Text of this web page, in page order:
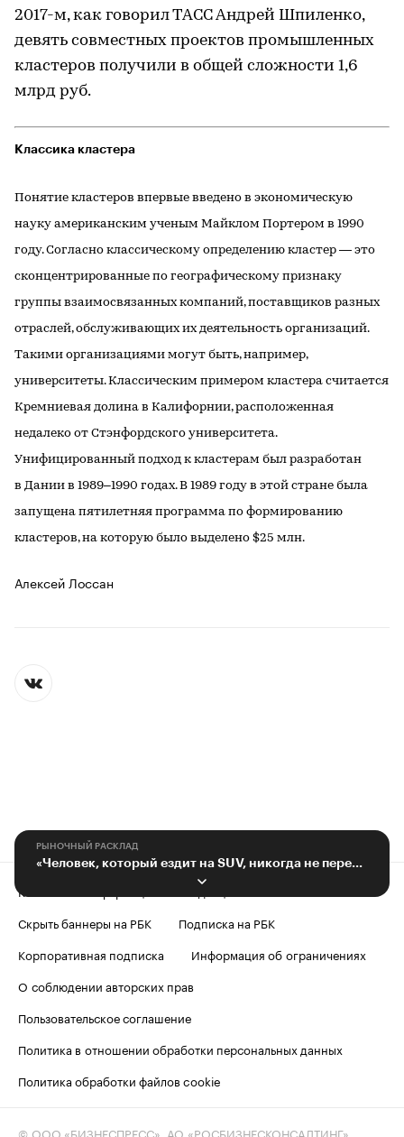
2017-м, как говорил ТАСС Андрей Шпиленко,
девять совместных проектов промышленных
кластеров получили в общей сложности 1,6
млрд руб.
Классика кластера
Понятие кластеров впервые введено в экономическую
науку американским ученым Майклом Портером в 1990
году. Согласно классическому определению кластер — это
сконцентрированные по географическому признаку
группы взаимосвязанных компаний, поставщиков разных
отраслей, обслуживающих их деятельность организаций.
Такими организациями могут быть, например,
университеты. Классическим примером кластера считается
Кремниевая долина в Калифорнии, расположенная
недалеко от Стэнфордского университета.
Унифицированный подход к кластерам был разработан
в Дании в 1989–1990 годах. В 1989 году в этой стране была
запущена пятилетняя программа по формированию
кластеров, на которую было выделено $25 млн.
Алексей Лоссан
РЫНОЧНЫЙ РАСКЛАД
Контактная информация
Редакция
Скрыть баннеры на РБК
Подписка на РБК
Корпоративная подписка
Информация об ограничениях
О соблюдении авторских прав
Пользовательское соглашение
Политика в отношении обработки персональных данных
Политика обработки файлов cookie
© ООО «БИЗНЕСПРЕСС», АО «РОСБИЗНЕСКОНСАЛТИНГ»,